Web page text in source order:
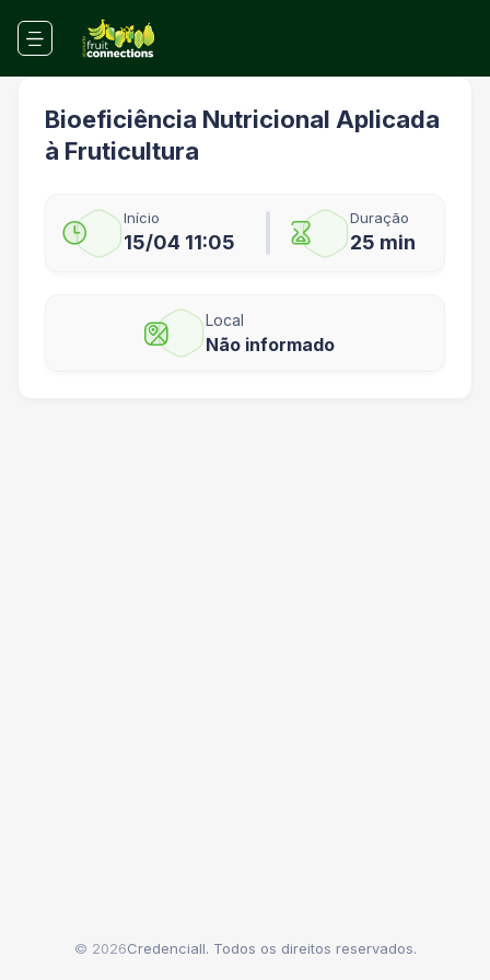
Bioeficiência Nutricional Aplicada
à Fruticultura
Início
15/04 11:05
Duração
25 min
Local
Não informado
© 2026Credenciall. Todos os direitos reservados.